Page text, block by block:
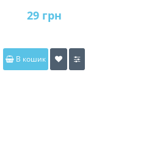
29 грн
В кошик